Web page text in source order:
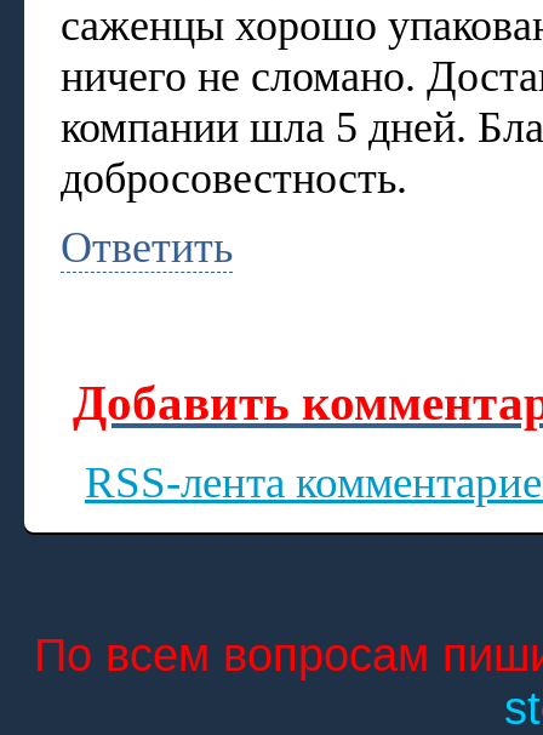
саженцы хорошо
ничего не сломано.
компании шла 5 дней.
добросовестность.
Ответить
Добавить
RSS-лента
По всем вопросам